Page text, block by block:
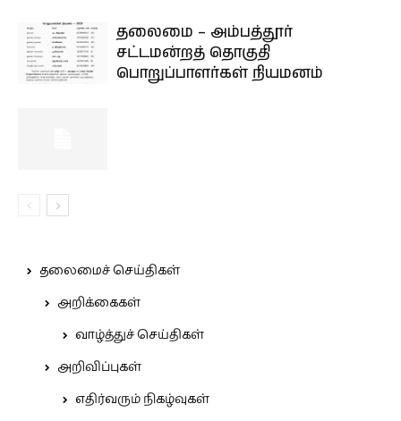
தலைமை – அம்பத்தூர்
சட்டமன்றத் தொகுதி
பொறுப்பாளர்கள் நியமனம்
தலைமைச் செய்திகள்
அறிக்கைகள்
வாழ்த்துச் செய்திகள்
அறிவிப்புகள்
எதிர்வரும் நிகழ்வுகள்